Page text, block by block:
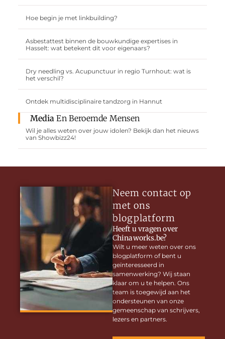
Hoe begin je met linkbuilding?
Asbestattest binnen de bouwkundige expertises in
Hasselt: wat betekent dit voor eigenaars?
Dry needling vs. Acupunctuur in regio Turnhout: wat is
het verschil?
Ontdek multidisciplinaire tandzorg in Hannut
Media En Beroemde Mensen
Wil je alles weten over jouw idolen? Bekijk dan het nieuws
van Showbizz24!
Neem contact op
met ons
blogplatform
Heeft u vragen over
Chinaworks.be?
Wilt u meer weten over ons
blogplatform of bent u
geïnteresseerd in
samenwerking? Wij staan
klaar om u te helpen. Ons
team is toegewijd aan het
ondersteunen van onze
gemeenschap van schrijvers,
lezers en partners.